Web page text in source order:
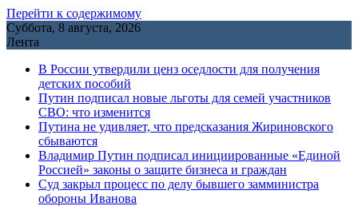
Перейти к содержимому
Суббота, 8 августа, 2026
Лента
В России утвердили ценз оседлости для получения
детских пособий
Путин подписал новые льготы для семей участников
СВО: что изменится
Путина не удивляет, что предсказания Жириновского
сбываются
Владимир Путин подписал инициированные «Единой
Россией» законы о защите бизнеса и граждан
Cуд закрыл процесс по делу бывшего замминистра
обороны Иванова